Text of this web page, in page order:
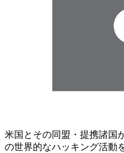
米国とその同盟・提携諸国
の世界的なハッキング活動